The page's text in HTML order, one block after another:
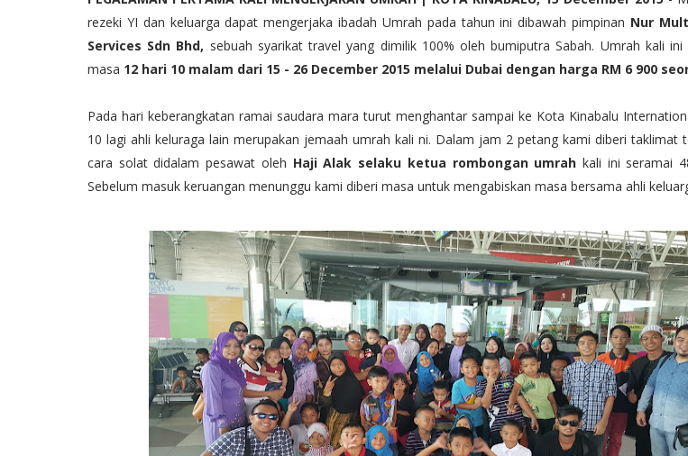
rezeki YI dan keluarga dapat mengerjaka ibadah Umrah pada tahun ini dibawah pimpinan Nur
Services Sdn Bhd, sebuah syarikat travel yang dimilik 100% oleh bumiputra Sabah. Umrah kali ini
masa 12 hari 10 malam dari 15 - 26 December 2015 melalui Dubai dengan harga RM 6 900
Pada hari keberangkatan ramai saudara mara turut menghantar sampai ke Kota Kinabalu
10 lagi ahli keluraga lain merupakan jemaah umrah kali ni. Dalam jam 2 petang kami diberi taklimat
cara solat didalam pesawat oleh Haji Alak selaku ketua rombongan umrah kali ini seramai
Sebelum masuk keruangan menunggu kami diberi masa untuk mengabiskan masa bersama ahli